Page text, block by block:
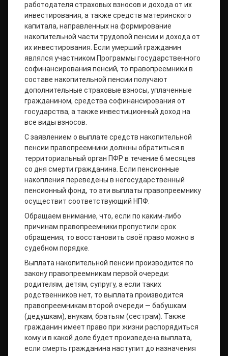
работодателя страховых взносов и дохода от их
инвестирования, а также средств материнского
капитала, направленных на формирование
накопительной части трудовой пенсии и дохода от
их инвестирования. Если умерший гражданин
являлся участником Программы государственного
софинансирования пенсий, то правопреемники в
составе накопительной пенсии получают
дополнительные страховые взносы, уплаченные
гражданином, средства софинансирования от
государства, а также инвестиционный доход на
все виды взносов.
С заявлением о выплате средств накопительной
пенсии правопреемники должны обратиться в
территориальный орган ПФР в течение 6 месяцев
со дня смерти гражданина. Если пенсионные
накопления переведены в негосударственный
пенсионный фонд, то эти выплаты правопреемнику
осуществит соответствующий НПФ.
Обращаем внимание, что, если по каким-либо
причинам правопреемники пропустили срок
обращения, то восстановить своё право можно в
судебном порядке.
Выплата накопительной пенсии производится по
закону правопреемникам первой очереди:
родителям, детям, супругу, а если таких
родственников нет, то выплата производится
правопреемникам второй очереди — бабушкам
(дедушкам), внукам, братьям (сестрам). Также
гражданин имеет право при жизни распорядиться
кому и в какой доле будет произведена выплата,
если смерть гражданина наступит до назначения